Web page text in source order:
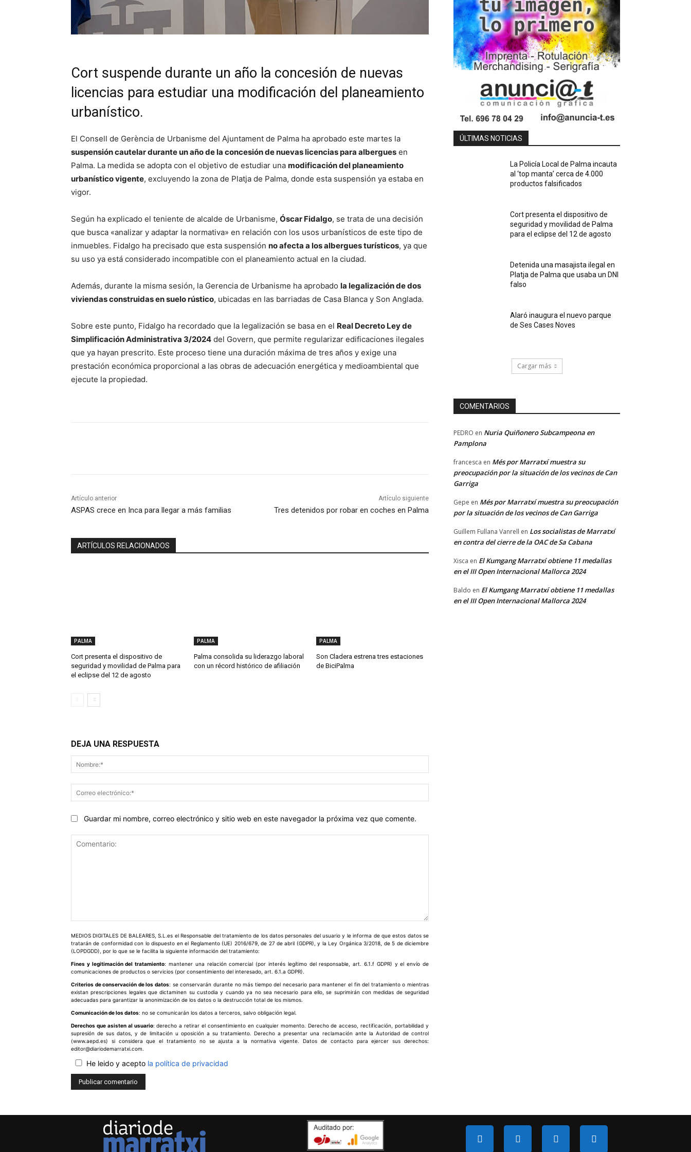
Cort suspende durante un año la concesión de nuevas
licencias para estudiar una modificación del planeamiento
urbanístico.
El Consell de Gerència de Urbanisme del Ajuntament de Palma ha aprobado este martes la
suspensión cautelar durante un año de la concesión de nuevas licencias para albergues en
Palma. La medida se adopta con el objetivo de estudiar una modificación del planeamiento
urbanístico vigente, excluyendo la zona de Platja de Palma, donde esta suspensión ya estaba en
vigor.
Según ha explicado el teniente de alcalde de Urbanisme, Óscar Fidalgo, se trata de una decisión
que busca «analizar y adaptar la normativa» en relación con los usos urbanísticos de este tipo de
inmuebles. Fidalgo ha precisado que esta suspensión no afecta a los albergues turísticos, ya que
su uso ya está considerado incompatible con el planeamiento actual en la ciudad.
Además, durante la misma sesión, la Gerencia de Urbanisme ha aprobado la legalización de dos
viviendas construidas en suelo rústico, ubicadas en las barriadas de Casa Blanca y Son Anglada.
Sobre este punto, Fidalgo ha recordado que la legalización se basa en el Real Decreto Ley de
Simplificación Administrativa 3/2024 del Govern, que permite regularizar edificaciones ilegales
que ya hayan prescrito. Este proceso tiene una duración máxima de tres años y exige una
prestación económica proporcional a las obras de adecuación energética y medioambiental que
ejecute la propiedad.
Artículo anterior
ASPAS crece en Inca para llegar a más familias
Artículo siguiente
Tres detenidos por robar en coches en Palma
ARTÍCULOS RELACIONADOS
PALMA
Cort presenta el dispositivo de
seguridad y movilidad de Palma para
el eclipse del 12 de agosto
PALMA
Palma consolida su liderazgo laboral
con un récord histórico de afiliación
PALMA
Son Cladera estrena tres estaciones
de BiciPalma
DEJA UNA RESPUESTA
electrónico:*
Guardar mi nombre, correo electrónico y sitio web en este navegador la próxima vez que comente.
MEDIOS DIGITALES DE BALEARES, S.L.es el Responsable del tratamiento de los datos personales del usuario y le informa de que estos datos se
tratarán de conformidad con lo dispuesto en el Reglamento (UE) 2016/679, de 27 de abril (GDPR), y la Ley Orgánica 3/2018, de 5 de diciembre
(LOPDGDD), por lo que se le facilita la siguiente información del tratamiento:
Fines y legitimación del tratamiento: mantener una relación comercial (por interés legítimo del responsable, art. 6.1.f GDPR) y el envío de
comunicaciones de productos o servicios (por consentimiento del interesado, art. 6.1.a GDPR).
Criterios de conservación de los datos: se conservarán durante no más tiempo del necesario para mantener el fin del tratamiento o mientras
existan prescripciones legales que dictaminen su custodia y cuando ya no sea necesario para ello, se suprimirán con medidas de seguridad
adecuadas para garantizar la anonimización de los datos o la destrucción total de los mismos.
Comunicación de los datos: no se comunicarán los datos a terceros, salvo obligación legal.
Derechos que asisten al usuario: derecho a retirar el consentimiento en cualquier momento. Derecho de acceso, rectificación, portabilidad y
supresión de sus datos, y de limitación u oposición a su tratamiento. Derecho a presentar una reclamación ante la Autoridad de control
(www.aepd.es) si considera que el tratamiento no se ajusta a la normativa vigente. Datos de contacto para ejercer sus derechos:
editor@diariodemarratxi.com.
He leido y acepto la política de privacidad
ÚLTIMAS NOTICIAS
La Policía Local de Palma incauta
al ‘top manta’ cerca de 4.000
productos falsificados
Cort presenta el dispositivo de
seguridad y movilidad de Palma
para el eclipse del 12 de agosto
Detenida una masajista ilegal en
Platja de Palma que usaba un DNI
falso
Alaró inaugura el nuevo parque
de Ses Cases Noves
Cargar más
COMENTARIOS
PEDRO en Nuria Quiñonero Subcampeona en
Pamplona
francesca en Més por Marratxí muestra su
preocupación por la situación de los vecinos de Can
Garriga
Gepe en Més por Marratxí muestra su preocupación
por la situación de los vecinos de Can Garriga
Guillem Fullana Vanrell en Los socialistas de Marratxí
en contra del cierre de la OAC de Sa Cabana
Xisca en El Kumgang Marratxí obtiene 11 medallas
en el III Open Internacional Mallorca 2024
Baldo en El Kumgang Marratxí obtiene 11 medallas
en el III Open Internacional Mallorca 2024